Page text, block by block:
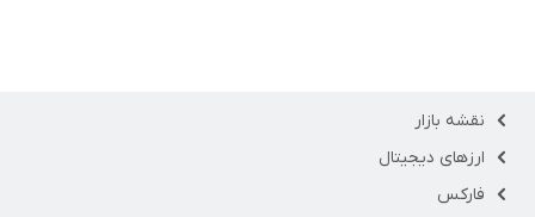
نقشه بازار
ارزهای دیجیتال
فارکس